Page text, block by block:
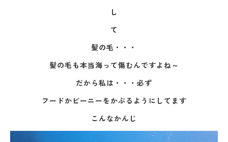
し
て
髪の毛・・・
髪の毛も本当海って傷むんですよね～
だから私は・・・必ず
フードかビーニーをかぶるようにしてます
こんなかんじ